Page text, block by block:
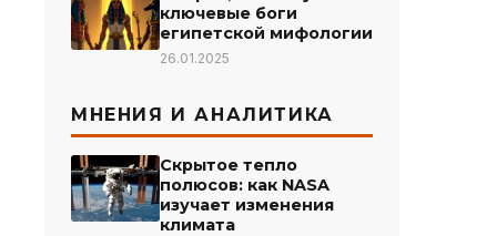
ключевые боги
египетской мифологии
26.01.2025
МНЕНИЯ И АНАЛИТИКА
Скрытое тепло
полюсов: как NASA
изучает изменения
климата